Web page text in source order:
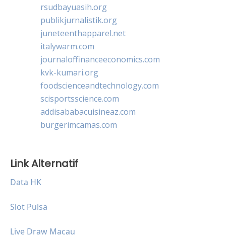
rsudbayuasih.org
publikjurnalistik.org
juneteenthapparel.net
italywarm.com
journaloffinanceeconomics.com
kvk-kumari.org
foodscienceandtechnology.com
scisportsscience.com
addisababacuisineaz.com
burgerimcamas.com
Link Alternatif
Data HK
Slot Pulsa
Live Draw Macau